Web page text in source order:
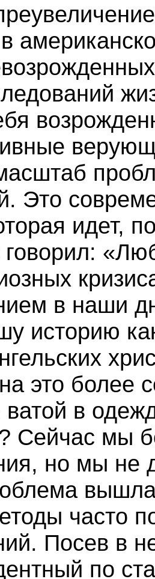
Это
идет,
в наши
историю
это более
ватой в
Сейчас мы
но мы не
часто
Посев в
по